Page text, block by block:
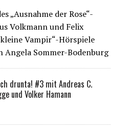
„Ausnahme der Rose“-
Volkmann und Felix
Vampir“-Hörspiele
Angela Sommer-Bodenburg
drunta! #3 mit Andreas C.
und Volker Hamann